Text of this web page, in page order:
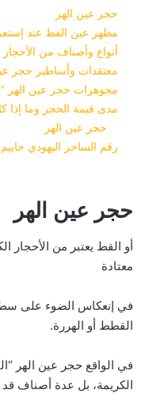
حجر عين الهر
مظهر عين القط عند
أنواع وأصناف من الأحجار
معتقدات وأساطير حجر
مجوهرات حجر عين الهر
مدى قيمة الحجر وما إذا
حجر عين الهر
رقم الساحر اليهودي
حجر عين الهر
أو القط يعتبر من الأحجار
معتادة
في إنعكاس الضوء على
القطط أو الهررة.
في الواقع حجر عين الهر
الكريمة، بل عدة أصناف قد